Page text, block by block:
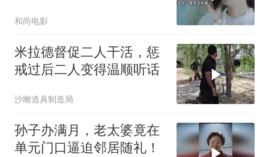
和尚电影
米拉德督促二人干活，惩
戒过后二人变得温顺听话
沙雕道具制造局
孙子办满月，老太婆竟在
单元门口逼迫邻居随礼！